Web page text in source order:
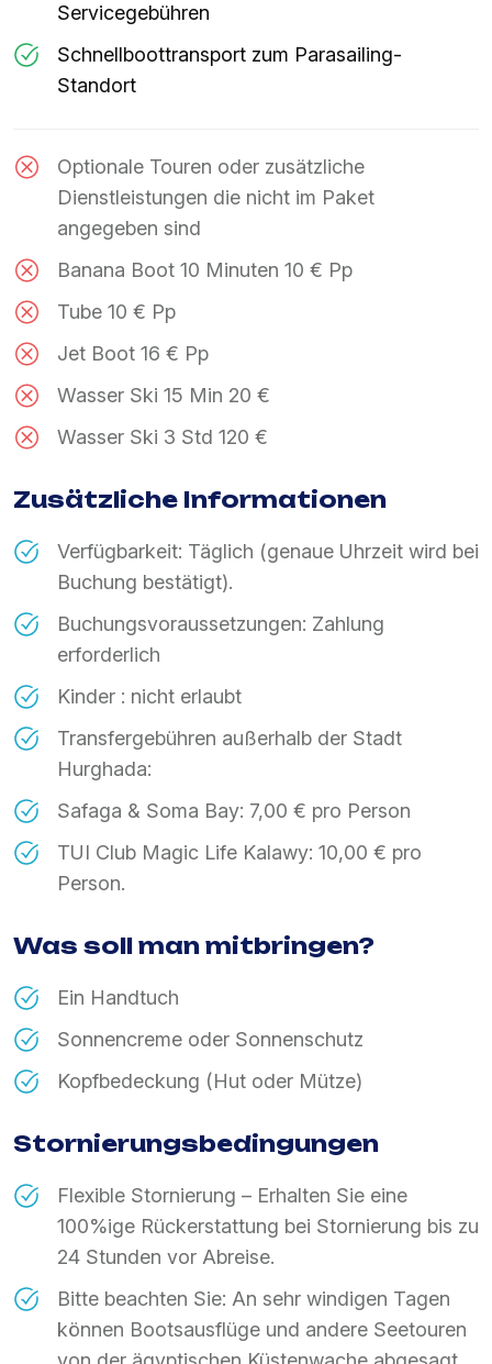
Servicegebühren
Schnellboottransport zum Parasailing-
Standort
Optionale Touren oder zusätzliche
Dienstleistungen die nicht im Paket
angegeben sind
Banana Boot 10 Minuten 10 € Pp
Tube 10 € Pp
Jet Boot 16 € Pp
Wasser Ski 15 Min 20 €
Wasser Ski 3 Std 120 €
Zusätzliche Informationen
Verfügbarkeit: Täglich (genaue Uhrzeit wird bei
Buchung bestätigt).
Buchungsvoraussetzungen: Zahlung
erforderlich
Kinder : nicht erlaubt
Transfergebühren außerhalb der Stadt
Hurghada:
Safaga & Soma Bay: 7,00 € pro Person
TUI Club Magic Life Kalawy: 10,00 € pro
Person.
Was soll man mitbringen?
Ein Handtuch
Sonnencreme oder Sonnenschutz
Kopfbedeckung (Hut oder Mütze)
Stornierungsbedingungen
Flexible Stornierung – Erhalten Sie eine
100%ige Rückerstattung bei Stornierung bis zu
24 Stunden vor Abreise.
Bitte beachten Sie: An sehr windigen Tagen
können Bootsausflüge und andere Seetouren